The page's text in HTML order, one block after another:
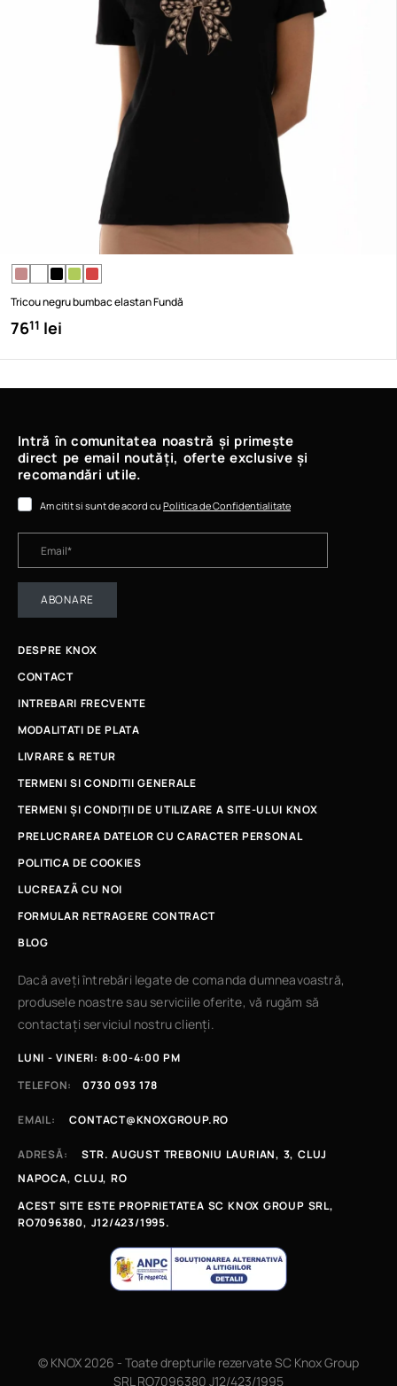
Tricou negru bumbac elastan Fundă
7611 lei
Intră în comunitatea noastră și primește
direct pe email noutăți, oferte exclusive și
recomandări utile.
Am citit si sunt de acord cu Politica de Confidentialitate
ABONARE
DESPRE KNOX
CONTACT
INTREBARI FRECVENTE
MODALITATI DE PLATA
LIVRARE & RETUR
TERMENI SI CONDITII GENERALE
TERMENI ȘI CONDIȚII DE UTILIZARE A SITE-ULUI KNOX
PRELUCRAREA DATELOR CU CARACTER PERSONAL
POLITICA DE COOKIES
LUCREAZÃ CU NOI
FORMULAR RETRAGERE CONTRACT
BLOG
Dacă aveți întrebări legate de comanda dumneavoastră,
produsele noastre sau serviciile oferite, vă rugăm să
contactați serviciul nostru clienți.
LUNI - VINERI: 8:00-4:00 PM
TELEFON:
0730 093 178
EMAIL: CONTACT@KNOXGROUP.RO
ADRESĂ:
STR. AUGUST TREBONIU LAURIAN, 3, CLUJ
NAPOCA, CLUJ, RO
ACEST SITE ESTE PROPRIETATEA SC KNOX GROUP SRL,
RO7096380, J12/423/1995.
© KNOX 2026 - Toate drepturile rezervate SC Knox Group
SRL RO7096380 J12/423/1995